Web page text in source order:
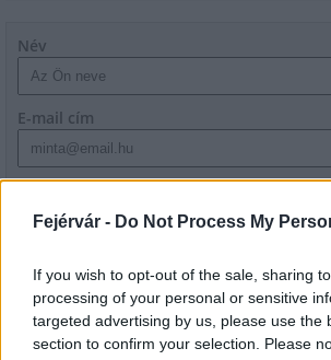
Fejérvár - Do Not Process My
If you wish to opt-out of the sale, sharing
processing of your personal or sensitive
targeted advertising by us, please use the
section to confirm your selection. Please
Név
E-mail cím
szabályzatot!
LEGFRISSEBB